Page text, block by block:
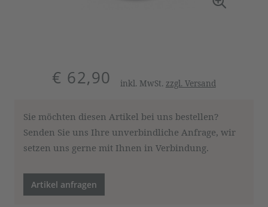
€ 62,90 inkl. MwSt. zzgl. Versand
Sie möchten diesen Artikel bei uns bestellen?
Senden Sie uns Ihre unverbindliche Anfrage, wir
setzen uns gerne mit Ihnen in Verbindung.
Artikel anfragen